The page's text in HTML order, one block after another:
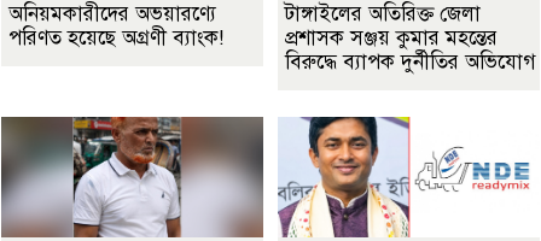
অনিয়মকারীদের অভয়ারণ্যে
পরিণত হয়েছে অগ্রণী ব্যাংক!
টাঙ্গাইলের অতিরিক্ত জেলা
প্রশাসক সঞ্জয় কুমার মহন্তের
বিরুদ্ধে ব্যাপক দুর্নীতির অভিযোগ